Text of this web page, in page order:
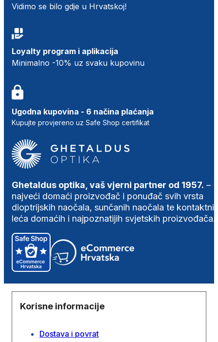
Vidimo se bilo gdje u Hrvatskoj!
Loyalty program i aplikacija
Minimalno -10% uz svaku kupovinu
Ugodna kupovina - 6 načina plaćanja
Kupujte provjereno uz Safe Shop certifikat
Ghetaldus optika, vaš vjerni partner od 1957. –
najveći domaći proizvođač i ponuđač svih vrsta
dioptrijskih naočala, sunčanih naočala te
leća domaćih i najpoznatijih svjetskih proizvođača.
Korisne informacije
Dostava i povrat